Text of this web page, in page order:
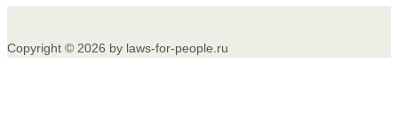
Copyright © 2026 by laws-for-people.ru